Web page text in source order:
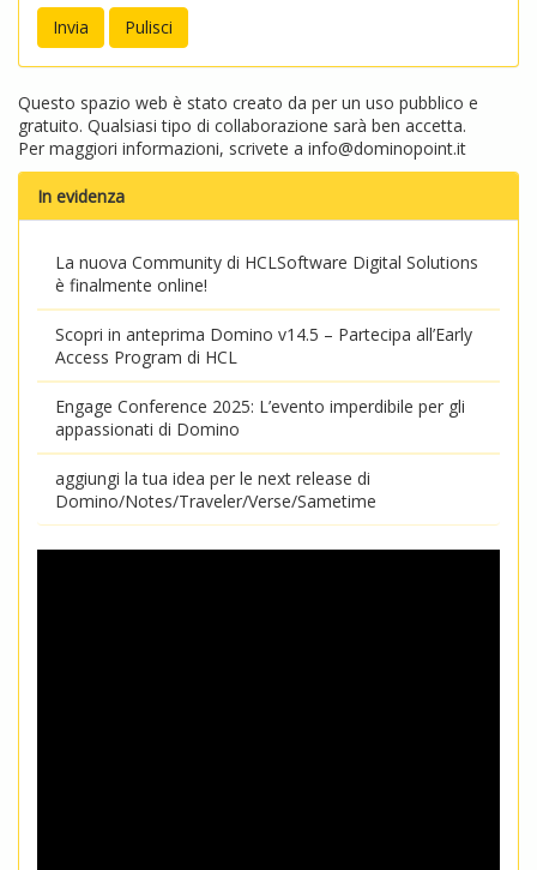
Questo spazio web è stato creato da per un uso pubblico e
gratuito. Qualsiasi tipo di collaborazione sarà ben accetta.
Per maggiori informazioni, scrivete a info@dominopoint.it
In evidenza
La nuova Community di HCLSoftware Digital Solutions
è finalmente online!
Scopri in anteprima Domino v14.5 – Partecipa all’Early
Access Program di HCL
Engage Conference 2025: L’evento imperdibile per gli
appassionati di Domino
aggiungi la tua idea per le next release di
Domino/Notes/Traveler/Verse/Sametime